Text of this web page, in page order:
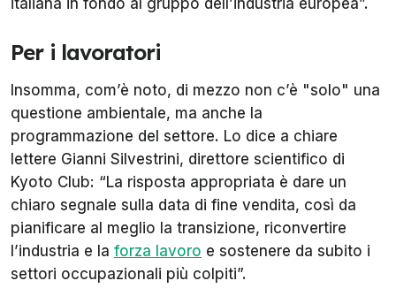
Per i lavoratori
Insomma, com’è noto, di mezzo non c’è "solo" una
questione ambientale, ma anche la
programmazione del settore. Lo dice a chiare
lettere Gianni Silvestrini, direttore scientifico di
Kyoto Club: “La risposta appropriata è dare un
chiaro segnale sulla data di fine vendita, così da
pianificare al meglio la transizione, riconvertire
l’industria e la forza lavoro e sostenere da subito i
settori occupazionali più colpiti”.